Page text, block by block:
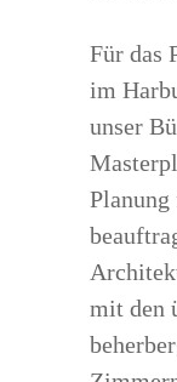
Für das
im
unser
mit den